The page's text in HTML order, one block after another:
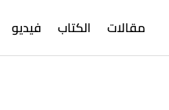
مقالات الكتاب فيديو